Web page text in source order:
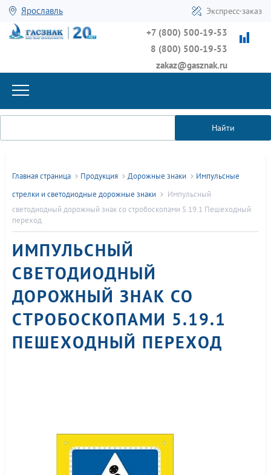
Ярославль Экспресс-заказ
+7 (800) 500-19-53
8 (800) 500-19-53
zakaz@gasznak.ru
Найти
Главная страница Продукция Дорожные знаки
Импульсные
стрелки и светодиодные дорожные знаки
Импульсный
cветодиодный дорожный знак со стробоскопами 5.19.1 Пешеходный
переход
ИМПУЛЬСНЫЙ
CВЕТОДИОДНЫЙ
ДОРОЖНЫЙ ЗНАК СО
СТРОБОСКОПАМИ 5.19.1
ПЕШЕХОДНЫЙ ПЕРЕХОД